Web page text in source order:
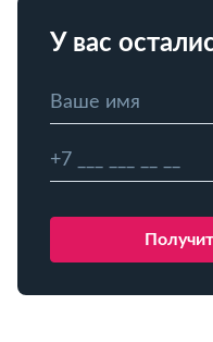
У вас